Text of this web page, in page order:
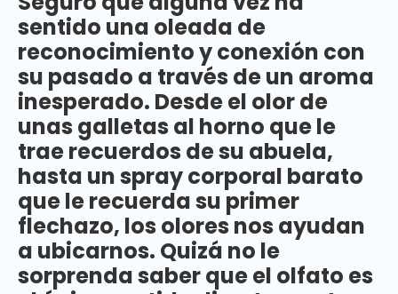
sentido una oleada de
reconocimiento y conexión con
su pasado a través de un aroma
inesperado. Desde el olor de
unas galletas al horno que le
trae recuerdos de su abuela,
hasta un spray corporal barato
que le recuerda su primer
flechazo, los olores nos ayudan
a ubicarnos. Quizá no le
sorprenda saber que el olfato es